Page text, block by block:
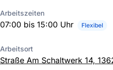
Arbeitszeiten
07:00 bis 15:00 Uhr Flexibel
Arbeitsort
Straße Am Schaltwerk 14,